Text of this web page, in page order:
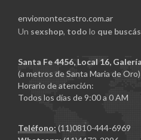
enviomontecastro.com.ar
Un sexshop, todo lo que
Santa Fe 4456, Local 16,
(a metros de Santa Maria de Oro)
Horario de atención:
Todos los días de 9:00 a 0 AM
Teléfono: (11)0810-444-6969